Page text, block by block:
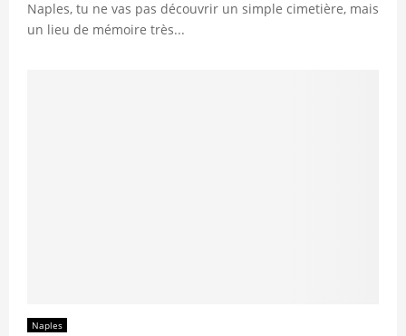
Naples, tu ne vas pas découvrir un simple cimetière, mais
un lieu de mémoire très...
Naples